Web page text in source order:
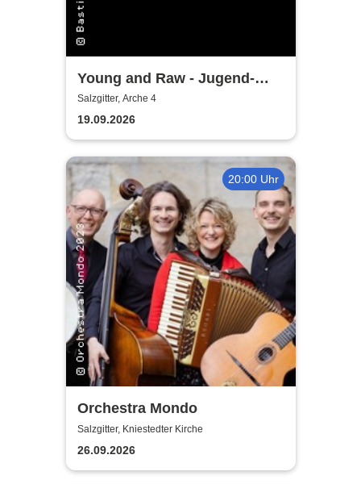
Young and Raw - Jugend-
Konzert
Salzgitter, Arche 4
19.09.2026
20:00 Uhr
Orchestra Mondo
Salzgitter, Kniestedter Kirche
26.09.2026